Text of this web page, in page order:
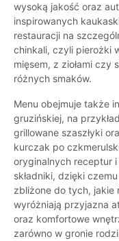
wysoką jakość oraz
inspirowanych
restauracji na
chinkali, czyli pierożki
mięsem, z ziołami czy
różnych smaków.
Menu obejmuje także
gruzińskiej, na
grillowane szaszłyki
kurczak po
oryginalnych receptur
składniki, dzięki
zbliżone do tych, jakie
wyróżniają przyjazna
oraz komfortowe
zarówno w gronie